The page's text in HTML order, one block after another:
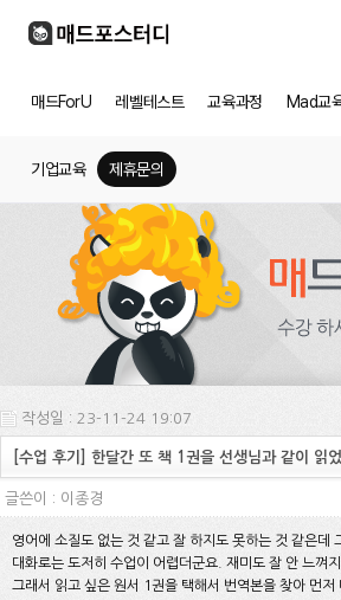
매드ForU 레벨테스트 교육과정 Mad교
기업교육 제휴문의
작성일 : 23-11-24 19:07
[수업 후기] 한달간 또 책 1권을 선생님과 같이
글쓴이 : 이종경
영어에 소질도 없는 것 같고 잘 하지도 못하는 것 같은데
대화로는 도저히 수업이 어렵더군요. 재미도 잘 안 느껴
그래서 읽고 싶은 원서 1권을 택해서 번역본을 찾아 먼